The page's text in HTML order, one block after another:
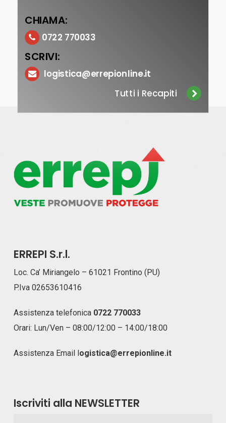
CHIAMA:
0722 770033
SCRIVI:
logistica@errepionline.it
Tutti i Recapiti
ERREPI S.r.l.
Loc. Ca’ Miriangelo – 61021 Frontino (PU)
P.Iva 02653610416
Assistenza telefonica 0722 770033
Orari: Lun/Ven – 08:00/12:00 – 14:00/18:00
Assistenza Email ogistica@errepionline.it
Iscriviti alla NEWSLETTER